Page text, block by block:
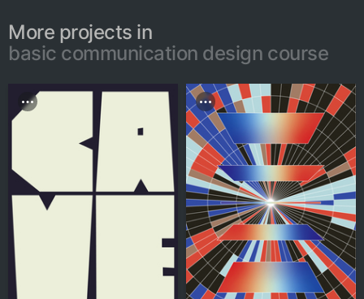
More projects in
basic communication design course